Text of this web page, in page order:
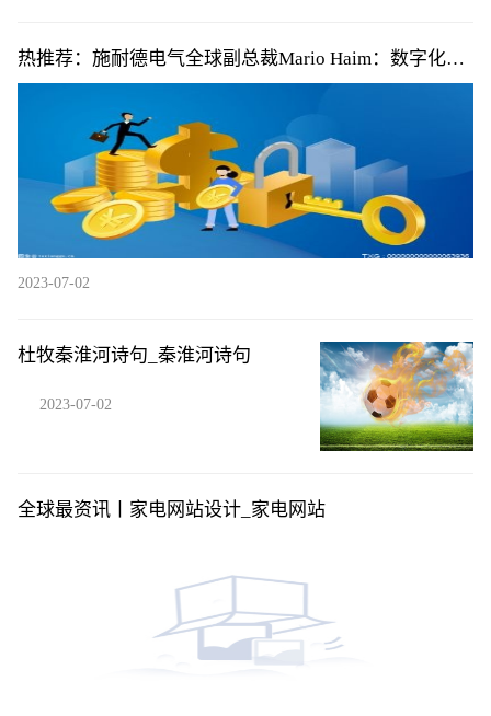
热推荐：施耐德电气全球副总裁Mario Haim：数字化让
无形的能源损耗变得清晰可见
2023-07-02
杜牧秦淮河诗句_秦淮河诗句
2023-07-02
全球最资讯丨家电网站设计_家电网站